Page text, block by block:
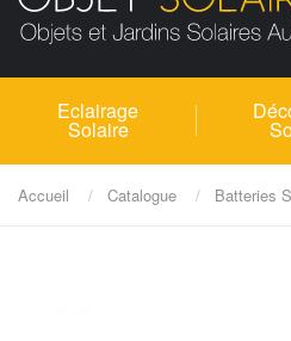
Eclairage
Solaire
Accueil Catalogue Batteries